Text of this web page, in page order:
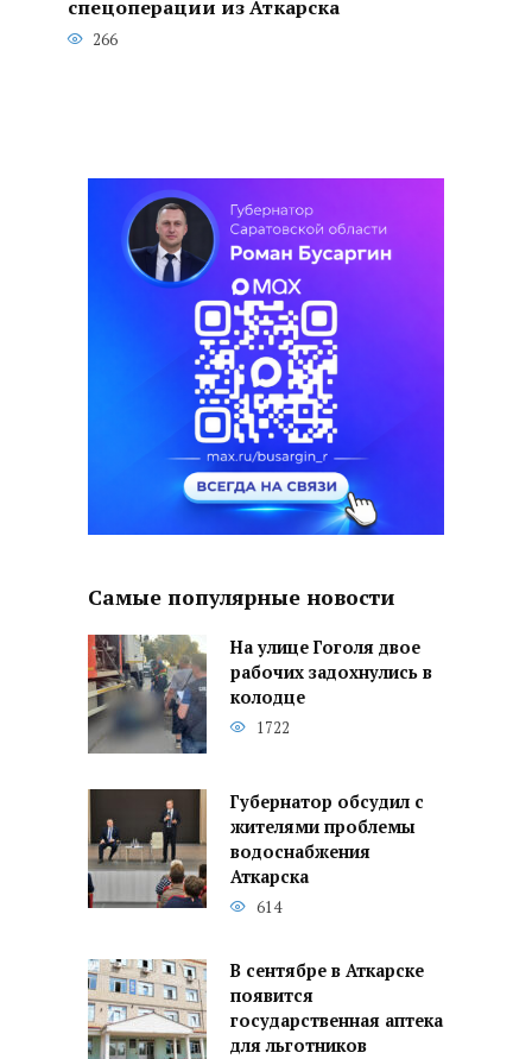
спецоперации из Аткарска
266
Самые популярные новости
На улице Гоголя двое
рабочих задохнулись в
колодце
1722
Губернатор обсудил с
жителями проблемы
водоснабжения
Аткарска
614
В сентябре в Аткарске
появится
государственная аптека
для льготников